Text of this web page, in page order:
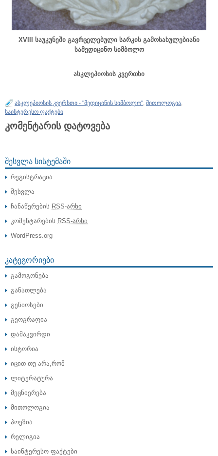
XVIII საუკუნეში გავრცელებული სარკის გამოსახულებიანი
სამედიცინო სიმბოლო
ასკლეპიოსის კვერთხი
ასკლეპიოსის კვერხთი - "მედიცინის სიმბოლო", მითოლოგია,
საინტერესო ფაქტები
კომენტარის დატოვება
ᲨᲔᲡᲕᲚᲐ ᲡᲘᲡᲢᲔᲛᲐᲨᲘ
რეგისტრაცია
შესვლა
ჩანაწერების RSS-არხი
კომენტარების RSS-არხი
WordPress.org
ᲙᲐᲢᲔᲒᲝᲠᲘᲔᲑᲘ
გამოგონება
განათლება
გენიოსები
გეოგრაფია
დამაკვირდი
ისტორია
იცით თუ არა,რომ
ლიტერატურა
მეცნიერება
მითოლოგია
პოეზია
რელიგია
საინტერესო ფაქტები